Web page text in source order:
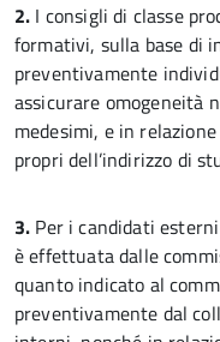
2. I consigli di classe
formativi, sulla base di
preventivamente
assicurare omogeneità
medesimi, e in
propri dell’indirizzo di
3. Per i candidati
è effettuata dalle
quanto indicato al
preventivamente dal